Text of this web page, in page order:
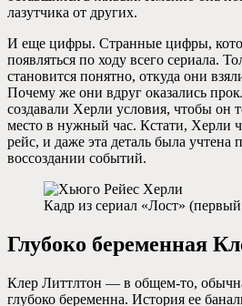
лазутчика от других.
И еще цифры. Странные цифры,
появляться по ходу всего сериала.
становится понятно, откуда они
Почему же они вдруг оказались
создавали Херли условия, чтобы он
место в нужный час. Кстати, Херли
рейс, и даже эта деталь была учтена
воссоздании событий.
Кадр из сериал «Лост» (первый
Глубоко беременная
Клер Литтлтон — в общем-то,
глубоко беременна. История ее